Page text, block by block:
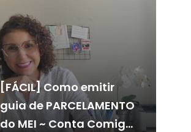
[FÁCIL] Como emitir
guia de PARCELAMENTO
do MEI ~ Conta Comigo